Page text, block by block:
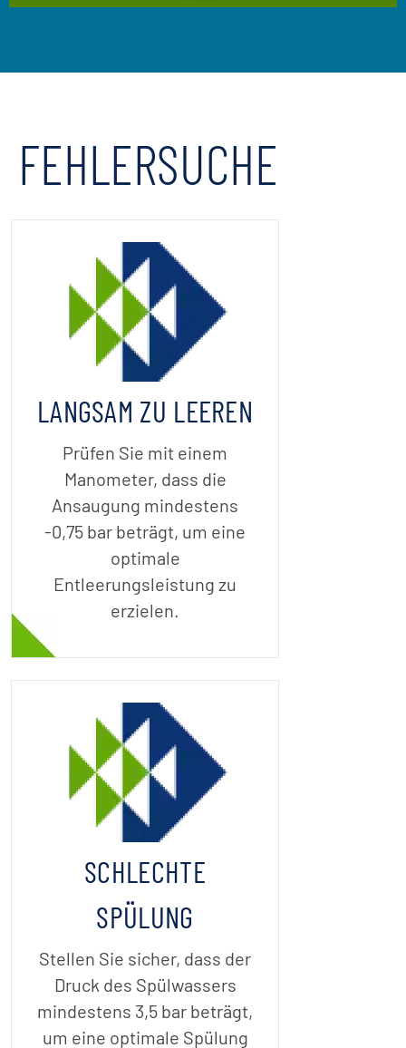
FEHLERSUCHE
LANGSAM ZU LEEREN
Prüfen Sie mit einem
Manometer, dass die
Ansaugung mindestens
-0,75 bar beträgt, um eine
optimale
Entleerungsleistung zu
erzielen.
SCHLECHTE
SPÜLUNG
Stellen Sie sicher, dass der
Druck des Spülwassers
mindestens 3,5 bar beträgt,
um eine optimale Spülung